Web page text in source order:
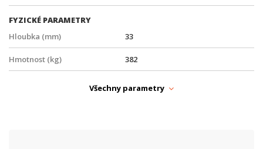
FYZICKÉ PARAMETRY
Hloubka (mm)
33
Hmotnost (kg) 382
Všechny parametry